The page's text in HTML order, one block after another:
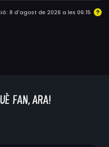
8 d'agost de 2026 a les 06:15